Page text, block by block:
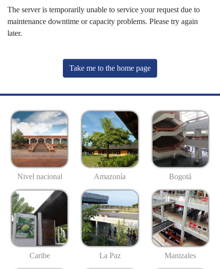
The server is temporarily unable to service your request due to
maintenance downtime or capacity problems. Please try again
later.
Take me to the home page
Nivel nacional Amazonía Bogotá
Caribe La Paz Manizales